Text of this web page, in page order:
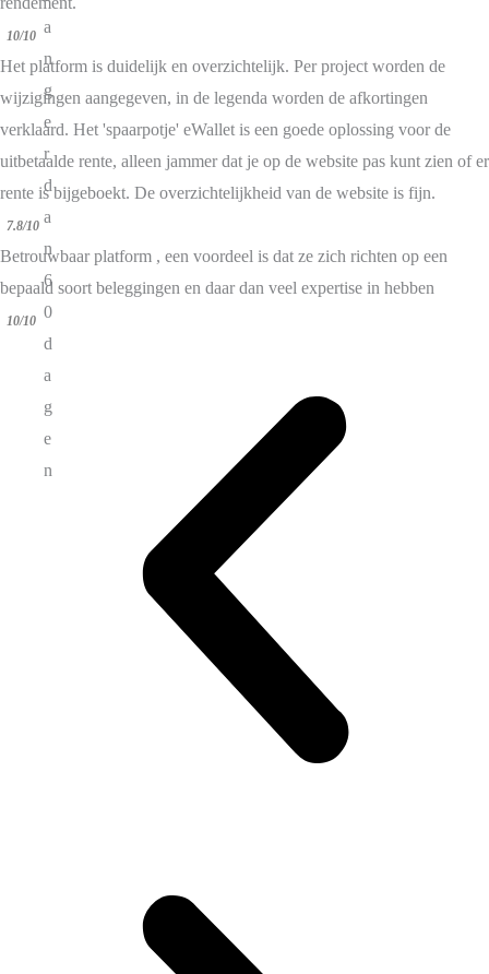
a
n
g
e
r
d
a
n
6
0
d
a
g
e
n
10/10
7.8/10
Het platform is duidelijk en overzichtelijk. Per project worden de
wijzigingen aangegeven, in de legenda worden de afkortingen
verklaard. Het 'spaarpotje' eWallet is een goede oplossing voor de
uitbetaalde rente, alleen jammer dat je op de website pas kunt zien of er
rente is bijgeboekt. De overzichtelijkheid van de website is fijn.
10/10
Betrouwbaar platform , een voordeel is dat ze zich richten op een
bepaald soort beleggingen en daar dan veel expertise in hebben